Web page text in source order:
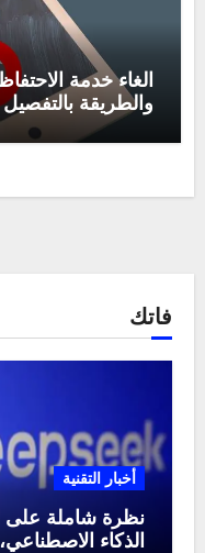
الغاء خدمة
والطريقة بالتفصيل
فاتك
أخبار التقنية
نظرة شاملة على
الذكاء